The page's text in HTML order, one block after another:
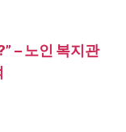
– 노인 복지관